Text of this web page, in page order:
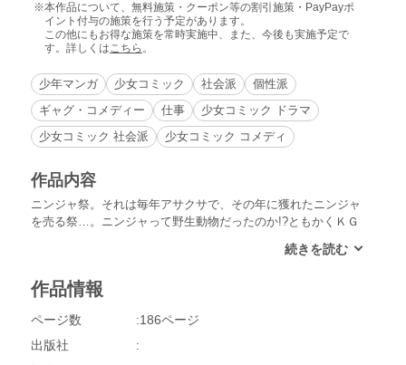
本作品について、無料施策・クーポン等の割引施策・PayPayポ
イント付与の施策を行う予定があります。
この他にもお得な施策を常時実施中、また、今後も実施予定で
す。詳しくはこちら 。
少年マンガ 少女コミック 社会派
個性派
ギャグ・コメディー
仕事
少女コミック ドラマ
少女コミック 社会派
少女コミック コメディ
作品内容
ニンジャ祭。それは毎年アサクサで、その年に獲れたニンジャ
を売る祭…。ニンジャって野生動物だったのか!?ともかくＫＧ
う、イギリス情報部のメンバーたち。ピンチに陥ったその時、
グアクション、ついに完結です！
作品情報
ページ数
186ページ
出版社